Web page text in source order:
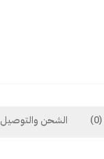
(0) الشحن والتوصيل